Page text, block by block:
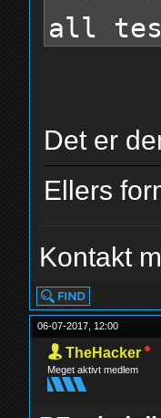
all
'http://
POST
to
Det er
Ellers
Kontakt
06-07-2017, 12:00
TheHacker
Meget aktivt medlem